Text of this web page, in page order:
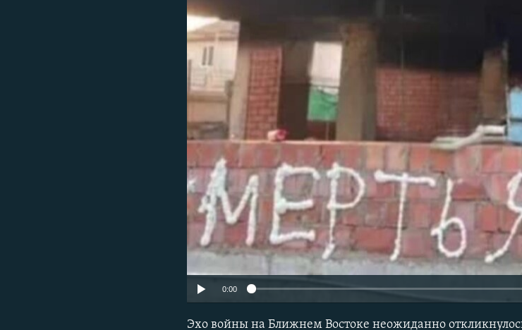
No media
0:00
Эхо войны на Ближнем Востоке неожиданно